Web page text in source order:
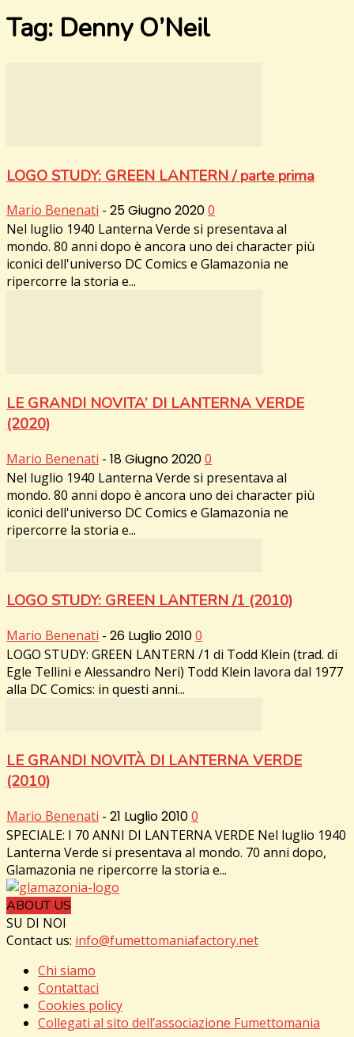
Tag: Denny O’Neil
LOGO STUDY: GREEN LANTERN / parte prima
Mario Benenati - 25 Giugno 20200
Nel luglio 1940 Lanterna Verde si presentava al
mondo. 80 anni dopo è ancora uno dei character più
iconici dell'universo DC Comics e Glamazonia ne
ripercorre la storia e...
LE GRANDI NOVITA’ DI LANTERNA VERDE
(2020)
Mario Benenati - 18 Giugno 20200
Nel luglio 1940 Lanterna Verde si presentava al
mondo. 80 anni dopo è ancora uno dei character più
iconici dell'universo DC Comics e Glamazonia ne
ripercorre la storia e...
LOGO STUDY: GREEN LANTERN /1 (2010)
Mario Benenati - 26 Luglio 20100
LOGO STUDY: GREEN LANTERN /1 di Todd Klein (trad. di
Egle Tellini e Alessandro Neri) Todd Klein lavora dal 1977
alla DC Comics: in questi anni...
LE GRANDI NOVITÀ DI LANTERNA VERDE
(2010)
Mario Benenati - 21 Luglio 20100
SPECIALE: I 70 ANNI DI LANTERNA VERDE Nel luglio 1940
Lanterna Verde si presentava al mondo. 70 anni dopo,
Glamazonia ne ripercorre la storia e...
ABOUT US
SU DI NOI
Contact us: info@fumettomaniafactory.net
Chi siamo
Contattaci
Cookies policy
Collegati al sito dell’associazione Fumettomania